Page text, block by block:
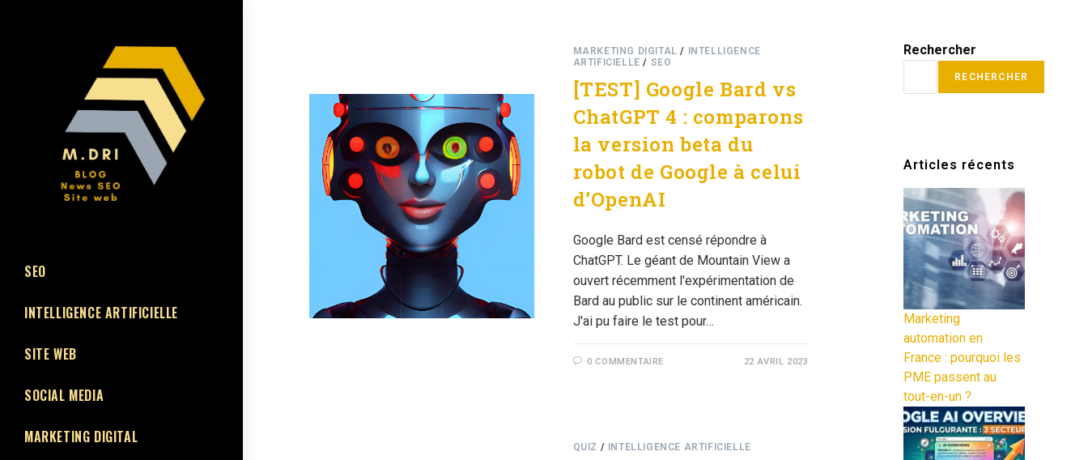
SEO
INTELLIGENCE ARTIFICIELLE
SITE WEB
SOCIAL MEDIA
MARKETING DIGITAL
MARKETING DIGITAL /
INTELLIGENCE
ARTIFICIELLE / SEO
[TEST] Google Bard vs
ChatGPT 4 : comparons
la version beta du
robot de Google à celui
d’OpenAI
Google Bard est censé répondre à
ChatGPT. Le géant de Mountain View a
ouvert récemment l'expérimentation de
Bard au public sur le continent américain.
J'ai pu faire le test pour…
0 COMMENTAIRE 22 AVRIL 2023
QUIZ / INTELLIGENCE ARTIFICIELLE
Rechercher
RECHERCHER
Articles récents
Marketing
automation en
France : pourquoi les
PME passent au
tout-en-un ?